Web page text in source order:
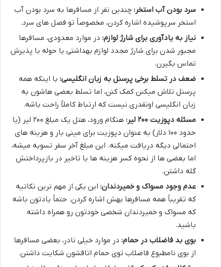
سرد بودن آب استخر: چندین نفر از مسافرها به سرد بودن آب
استخر سرپوشیده اشاره کردن، مخصوصاً تو فصل های سرد.
نیاز به یادآوری برای شارژ لوازم: در موارد معدودی، مسافرها
مجبور شدن برای شارژ مجدد لوازم بهداشتی یا حوله با پذیرش
تماس بگیرن.
ضعف در تسلط برخی پرسنل به زبان انگلیسی: با اینکه همه
پرسنل تلاش میکنن کمک کنن، اما تسلط بعضی هاشون به
زبان انگلیسی اونقدری نیست که ارتباط کاملاً راحت باشه.
مسئله دپوزیت ۲۰۰ لیر:
هنگام ورود، هتل یک مبلغ ۲۰۰ لیر (یا
حدود ۱۰۰ دلار) به عنوان دپوزیت برای مینی بار و هزینه های
احتمالی دیگه دریافت میکنه. این مبلغ آخر سفر تسویه میشه،
اما بعضی ها از نحوه کسر هزینه ها یا تاخیر در بازپرداختش
گله داشتن.
عدم وجود مسواک و خمیردندان: این یکی از مهم ترین نکاتیه
که تقریباً همه مسافرها بهش اشاره کردن. حتماً یادتون باشه
که مسواک و خمیردندان شخصی خودتون رو همراه داشته
باشید.
بوی بد فاضلاب در حمام: در موارد خیلی نادر، بعضی مسافرها
از بوی نامطبوع فاضلاب توی حمام اتاقشون شکایت داشتن.